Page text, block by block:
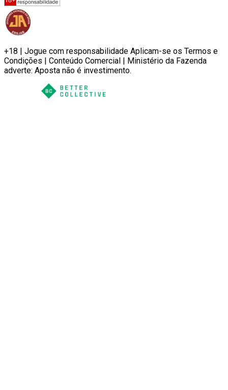
+18 | Jogue com responsabilidade Aplicam-se os Termos e
Condições | Conteúdo Comercial | Ministério da Fazenda
adverte: Aposta não é investimento.